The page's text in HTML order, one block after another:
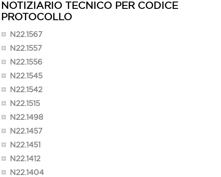
NOTIZIARIO TECNICO PER CODICE
PROTOCOLLO
N22.1567
N22.1557
N22.1556
N22.1545
N22.1542
N22.1515
N22.1498
N22.1457
N22.1451
N22.1412
N22.1404